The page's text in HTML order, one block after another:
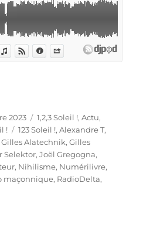
2023 Catégories
1,2,3 Soleil !,Actu,
! Étiquettes
123 Soleil !,Alexandre T,
Gilles Alatechnik,Gilles
Selektor,Joël Gregogna,
, Nihilisme, Numérilivre,
maçonnique, RadioDelta,